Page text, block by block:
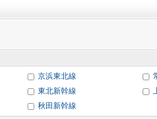
京浜東北線
東北新幹線
秋田新幹線